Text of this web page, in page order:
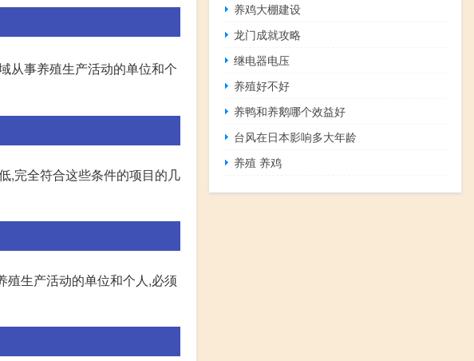
从事养殖生产活动的单位和个
,完全符合这些条件的项目的几
殖生产活动的单位和个人,必须
养鸡大棚建设
龙门成就攻略
继电器电压
养殖好不好
养鸭和养鹅哪个效益好
台风在日本影响多大年龄
养殖 养鸡